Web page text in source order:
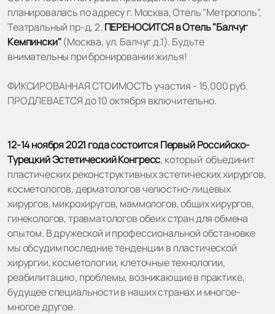
планировалась по адресу г. Москва, Отель "Метрополь",
Театральный пр-д, 2. ПЕРЕНОСИТСЯ в Отель "Балчуг
Кемпински"(Москва, ул. Балчуг д.1). Будьте
внимательны при бронировании жилья!
ФИКСИРОВАННАЯ СТОИМОСТЬ участия - 15.000 руб.
ПРОДЛЕВАЕТСЯ до 10 октября включительно.
12-14 ноября 2021 года состоится Первый Российско-
Турецкий Эстетический Конгресс, который объединит
пластических реконструктивных эстетических хирургов,
косметологов, дерматологов челюстно-лицевых
хирургов, микрохиругов, маммологов, общих хирургов,
гинекологов, травматологов обеих стран для обмена
опытом. В дружеской и профессиональной обстановке
мы обсудим последние тенденции в пластической
хирургии, косметологии, клеточные технологии,
реабилитацию, проблемы, возникающие в практике,
будущее специальности в наших странах и многое-
многое другое.